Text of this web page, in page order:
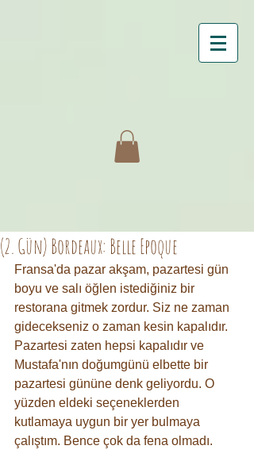
(2. Gün) Bordeaux: Belle Epoque
Fransa'da pazar akşam, pazartesi gün
boyu ve salı öğlen istediğiniz bir
restorana gitmek zordur. Siz ne zaman
gidecekseniz o zaman kesin kapalıdır.
Pazartesi zaten hepsi kapalıdır ve
Mustafa'nın doğumgünü elbette bir
pazartesi gününe denk geliyordu. O
yüzden eldeki seçeneklerden
kutlamaya uygun bir yer bulmaya
çalıştım. Bence çok da fena olmadı.